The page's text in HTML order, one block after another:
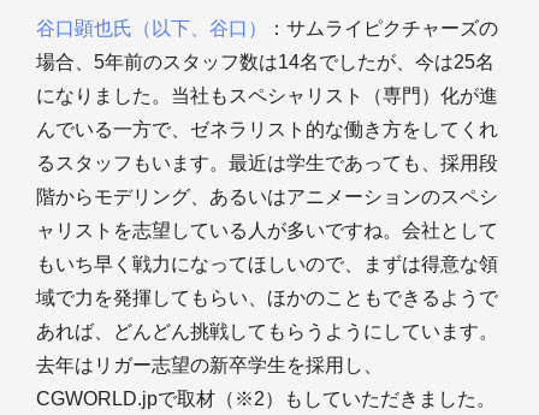
谷口顕也氏（以下、谷口）
：サムライピクチャーズの
場合、5年前のスタッフ数は14名でしたが、今は25名
になりました。当社もスペシャリスト（専門）化が進
んでいる一方で、ゼネラリスト的な働き方をしてくれ
るスタッフもいます。最近は学生であっても、採用段
階からモデリング、あるいはアニメーションのスペシ
ャリストを志望している人が多いですね。会社として
もいち早く戦力になってほしいので、まずは得意な領
域で力を発揮してもらい、ほかのこともできるようで
あれば、どんどん挑戦してもらうようにしています。
去年はリガー志望の新卒学生を採用し、
CGWORLD.jpで取材（※2）もしていただきました。